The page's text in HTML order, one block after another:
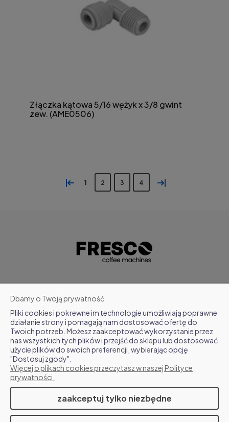
Złączka kątowa 5/16 wężyk x 3/8 gwint
zew. (AME0506)
« 1 2 3 4 »
POMOC
MOJE KONTO
FAQ
O NAS
Dbamy o Twoją prywatność
Pliki cookies i pokrewne im technologie umożliwiają poprawne
działanie strony i pomagają nam dostosować ofertę do
Twoich potrzeb. Możesz zaakceptować wykorzystanie przez
nas wszystkich tych plików i przejść do sklepu lub dostosować
użycie plików do swoich preferencji, wybierając opcję
"Dostosuj zgody".
Więcej o plikach cookies przeczytasz w naszej Polityce
prywatności.
zaakceptuj tylko niezbędne